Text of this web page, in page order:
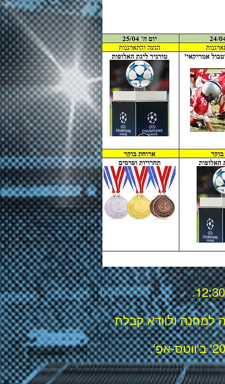
במקרה של אי הגעה למחנה ולוודא קבלת